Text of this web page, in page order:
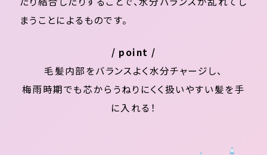
まうことによるものです。
/ point /
毛髪内部をバランスよく水分チャージし、
梅雨時期でも芯からうねりにくく扱いやすい髪を手
に入れる！